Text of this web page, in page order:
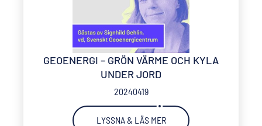
GEOENERGI – GRÖN VÄRME OCH KYLA
UNDER JORD
20240419
LYSSNA & LÄS MER